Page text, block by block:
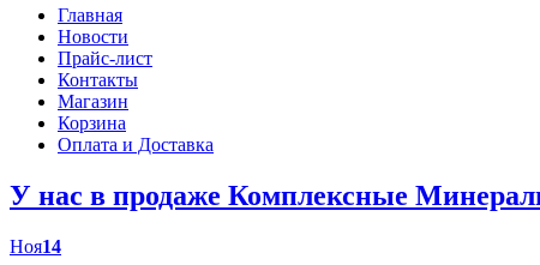
Главная
Новости
Прайс-лист
Контакты
Магазин
Корзина
Оплата и Доставка
У нас в продаже Комплексные
Ноя14